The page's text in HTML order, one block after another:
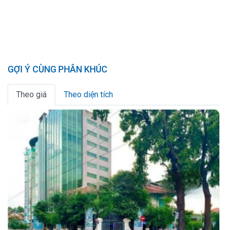
GỢI Ý CÙNG PHÂN KHÚC
Theo giá Theo diện tích